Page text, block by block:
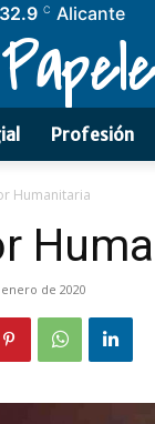
32.9 C Alicante
Profesión
Humanitaria
de 2020